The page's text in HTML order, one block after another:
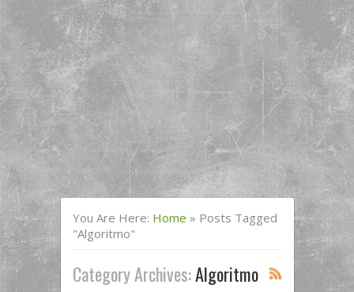
You Are Here: Home » Posts Tagged
"algoritmo"
Category Archives:Algoritmo